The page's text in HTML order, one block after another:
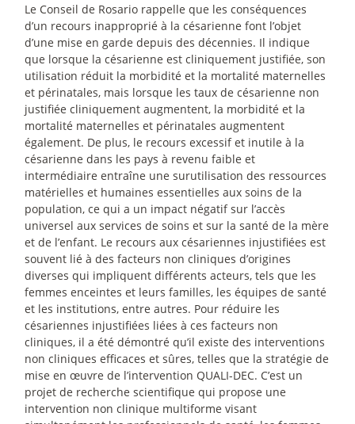
Le Conseil de Rosario rappelle que les conséquences
d’un recours inapproprié à la césarienne font l’objet
d’une mise en garde depuis des décennies. Il indique
que lorsque la césarienne est cliniquement justifiée, son
utilisation réduit la morbidité et la mortalité maternelles
et périnatales, mais lorsque les taux de césarienne non
justifiée cliniquement augmentent, la morbidité et la
mortalité maternelles et périnatales augmentent
également. De plus, le recours excessif et inutile à la
césarienne dans les pays à revenu faible et
intermédiaire entraîne une surutilisation des ressources
matérielles et humaines essentielles aux soins de la
population, ce qui a un impact négatif sur l’accès
universel aux services de soins et sur la santé de la mère
et de l’enfant. Le recours aux césariennes injustifiées est
souvent lié à des facteurs non cliniques d’origines
diverses qui impliquent différents acteurs, tels que les
femmes enceintes et leurs familles, les équipes de santé
et les institutions, entre autres. Pour réduire les
césariennes injustifiées liées à ces facteurs non
cliniques, il a été démontré qu’il existe des interventions
non cliniques efficaces et sûres, telles que la stratégie de
mise en œuvre de l’intervention QUALI-DEC. C’est un
projet de recherche scientifique qui propose une
intervention non clinique multiforme visant